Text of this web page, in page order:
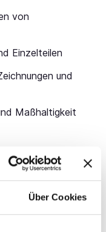
Über Cookies
von
Einzelteilen
und
Maßhaltigkeit
Facharbeiter im
in der Montage